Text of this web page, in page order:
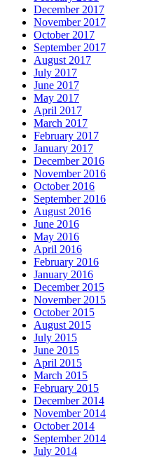
December 2017
November 2017
October 2017
September 2017
August 2017
July 2017
June 2017
May 2017
April 2017
March 2017
February 2017
January 2017
December 2016
November 2016
October 2016
September 2016
August 2016
June 2016
May 2016
April 2016
February 2016
January 2016
December 2015
November 2015
October 2015
August 2015
July 2015
June 2015
April 2015
March 2015
February 2015
December 2014
November 2014
October 2014
September 2014
July 2014